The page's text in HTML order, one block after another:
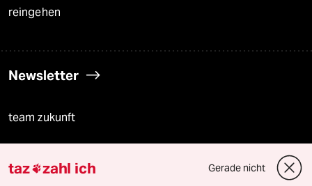
reingehen
Newsletter
team zukunft
taz zahl ich Gerade nicht